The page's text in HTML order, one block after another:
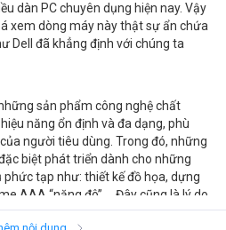
dàn PC chuyên dụng hiện nay. Vậy
xem dòng máy này thật sự ẩn chứa
Dell đã khẳng định với chúng ta
sản phẩm công nghệ chất
năng ổn định và đa dạng, phù
người tiêu dùng. Trong đó, những
biệt phát triển dành cho những
phức tạp như: thiết kế đồ họa, dựng
AAA “nặng đô”,... Đây cũng là lý do
luôn đi cùng với những bộ vi xử lý